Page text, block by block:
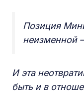
Позиция
неизменной
И эта
быть и в